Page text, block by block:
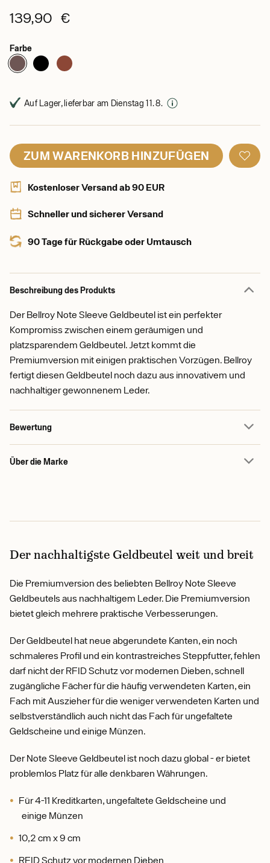
139,90 €
Farbe
Auf Lager, lieferbar am Dienstag 11. 8.
ZUM WARENKORB HINZUFÜGEN
Kostenloser Versand ab 90 EUR
Schneller und sicherer Versand
90 Tage für Rückgabe oder Umtausch
Beschreibung des Produkts
Der Bellroy Note Sleeve Geldbeutel ist ein perfekter
Kompromiss zwischen einem geräumigen und
platzsparendem Geldbeutel. Jetzt kommt die
Premiumversion mit einigen praktischen Vorzügen. Bellroy
fertigt diesen Geldbeutel noch dazu aus innovativem und
nachhaltiger gewonnenem Leder.
Bewertung
Über die Marke
Der nachhaltigste Geldbeutel weit und breit
Die Premiumversion des beliebten Bellroy Note Sleeve
Geldbeutels aus nachhaltigem Leder. Die Premiumversion
bietet gleich mehrere praktische Verbesserungen.
Der Geldbeutel hat neue abgerundete Kanten, ein noch
schmaleres Profil und ein kontrastreiches Steppfutter, fehlen
darf nicht der RFID Schutz vor modernen Dieben, schnell
zugängliche Fächer für die häufig verwendeten Karten, ein
Fach mit Auszieher für die weniger verwendeten Karten und
selbstverständlich auch nicht das Fach für ungefaltete
Geldscheine und einige Münzen.
Der Note Sleeve Geldbeutel ist noch dazu global - er bietet
problemlos Platz für alle denkbaren Währungen.
Für 4-11 Kreditkarten, ungefaltete Geldscheine und
einige Münzen
10,2 cm x 9 cm
RFID Schutz vor modernen Dieben